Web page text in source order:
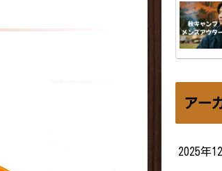
アー
2025年